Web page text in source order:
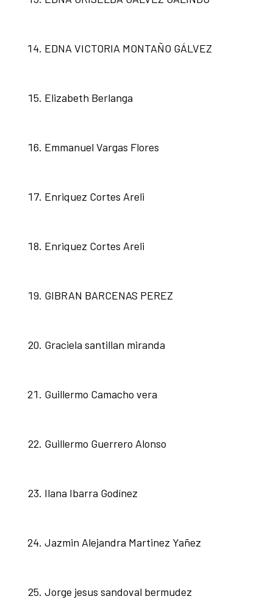
EDNA VICTORIA MONTAÑO GÁLVEZ
Elizabeth Berlanga
Emmanuel Vargas Flores
Enriquez Cortes Areli
Enriquez Cortes Areli
GIBRAN BARCENAS PEREZ
Graciela santillan miranda
Guillermo Camacho vera
Guillermo Guerrero Alonso
Ilana Ibarra Godínez
Jazmin Alejandra Martinez Yañez
Jorge jesus sandoval bermudez